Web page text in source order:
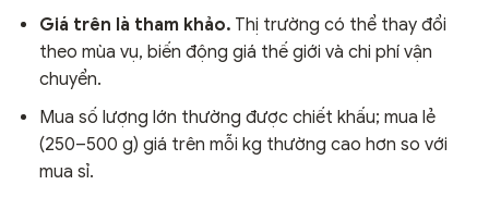
Giá trên là tham khảo. Thị trường có thể thay đổi
theo mùa vụ, biến động giá thế giới và chi phí vận
chuyển.
Mua số lượng lớn thường được chiết khấu; mua lẻ
(250–500 g) giá trên mỗi kg thường cao hơn so với
mua sỉ.